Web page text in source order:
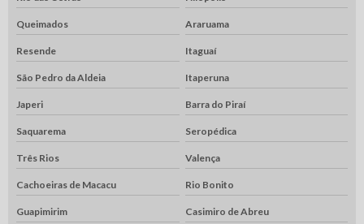
Queimados Araruama
Resende Itaguaí
São Pedro da Aldeia Itaperuna
Japeri Barra do Piraí
Saquarema Seropédica
Três Rios Valença
Cachoeiras de Macacu Rio Bonito
Guapimirim Casimiro de Abreu